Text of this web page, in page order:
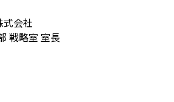
式会社
戦略室 室長